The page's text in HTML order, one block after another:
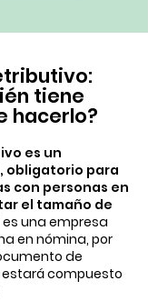
tiene
hacerlo?
es un
obligatorio para
con personas en
el tamaño de
una empresa
en nómina, por
de
estará compuesto